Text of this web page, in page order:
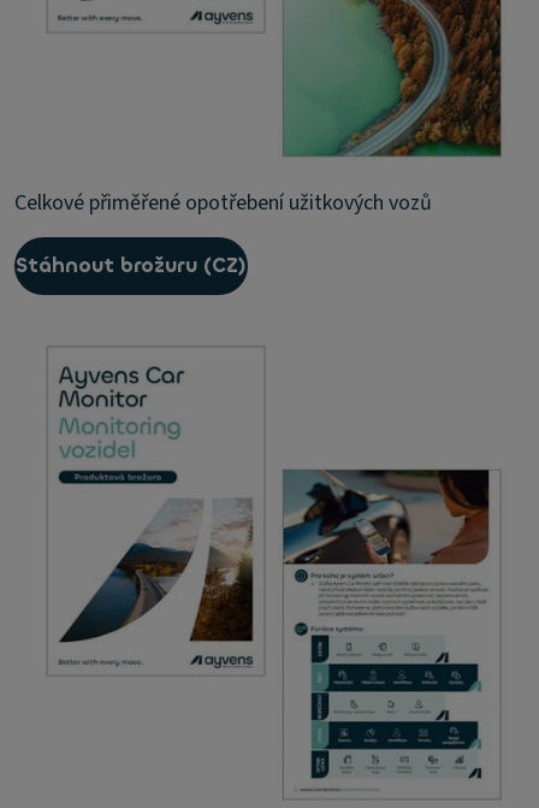
Celkové přiměřené opotřebení užitkových vozů
Stáhnout brožuru (CZ)